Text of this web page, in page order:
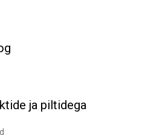
ja piltidega